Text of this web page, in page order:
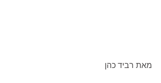
מאת רביד כהן